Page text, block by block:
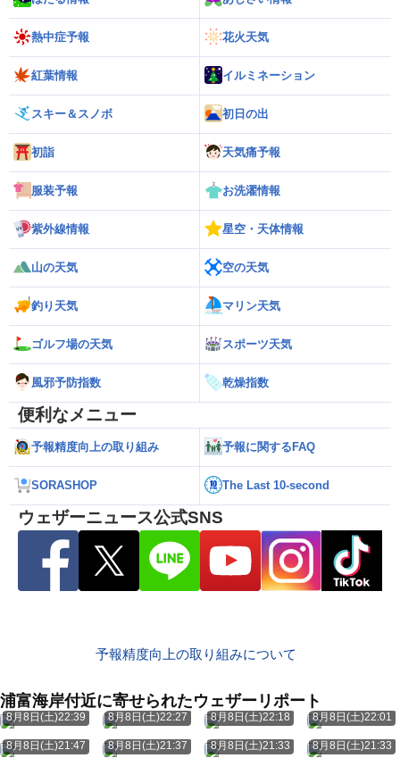
熱中症予報 花火天気
紅葉情報 イルミネーション
スキー＆スノボ 初日の出
初詣 天気痛予報
服装予報 お洗濯情報
紫外線情報 星空・天体情報
山の天気 空の天気
釣り天気 マリン天気
ゴルフ場の天気 スポーツ天気
風邪予防指数 乾燥指数
便利なメニュー
予報精度向上の取り組み 予報に関するFAQ
SORASHOP The Last 10-second
ウェザーニュース公式SNS
予報精度向上の取り組みについて
浦富海岸付近に寄せられたウェザーリポート
8月8日(土)22:39 8月8日(土)22:27 8月8日(土)22:18 8月8日(土)22:01
8月8日(土)21:47 8月8日(土)21:37 8月8日(土)21:33 8月8日(土)21:33